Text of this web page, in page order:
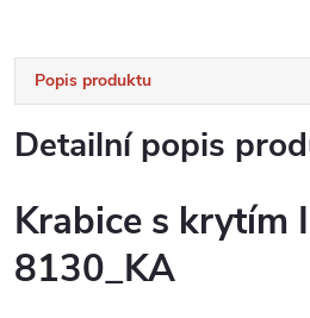
Popis produktu
Detailní popis
Krabice s krytím
8130_KA